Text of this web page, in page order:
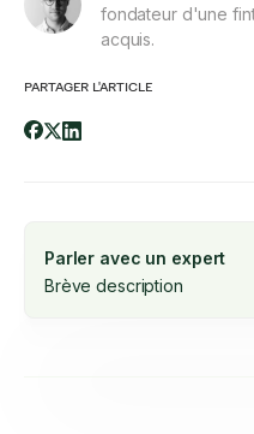
fondateur d'une
acquis.
PARTAGER L'ARTICLE
Parler avec un expert
Brève description